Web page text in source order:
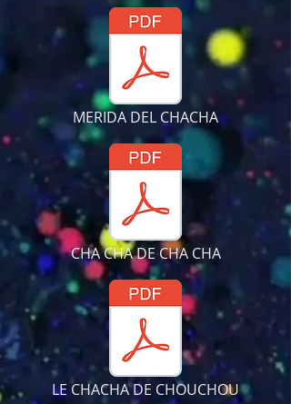
MERIDA DEL CHACHA
CHA CHA DE CHA CHA
LE CHACHA DE CHOUCHOU